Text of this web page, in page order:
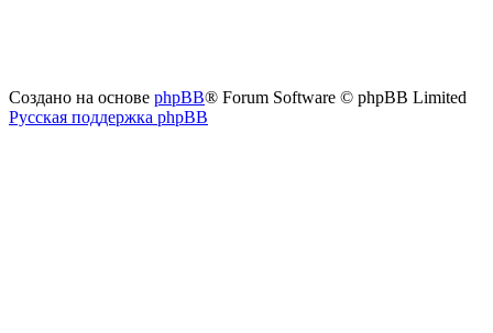
Создано на основе phpBB® Forum Software © phpBB Limited
Русская поддержка phpBB